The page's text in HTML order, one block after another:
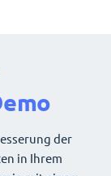
der
in Ihrem